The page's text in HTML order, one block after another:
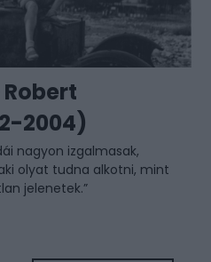
2004)
nagyon izgalmasak,
olyat tudna alkotni, mint
jelenetek.”